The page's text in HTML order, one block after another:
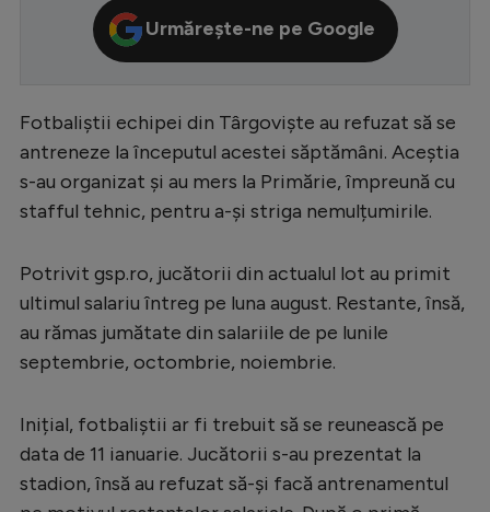
LaLiga
Serie A
Ligue 1
Campionate
Starurile fotbalului
Stranieri
Clasamente
Tenis
Handbal
Urmărește-ne pe Google
Fotbaliștii echipei din Târgoviște au refuzat să se
antreneze la începutul acestei săptămâni. Aceștia
s-au organizat și au mers la Primărie, împreună cu
stafful tehnic, pentru a-și striga nemulțumirile.
Potrivit gsp.ro, jucătorii din actualul lot au primit
ultimul salariu întreg pe luna august. Restante, însă,
au rămas jumătate din salariile de pe lunile
septembrie, octombrie, noiembrie.
Inițial, fotbaliștii ar fi trebuit să se reunească pe
data de 11 ianuarie. Jucătorii s-au prezentat la
stadion, însă au refuzat să-și facă antrenamentul